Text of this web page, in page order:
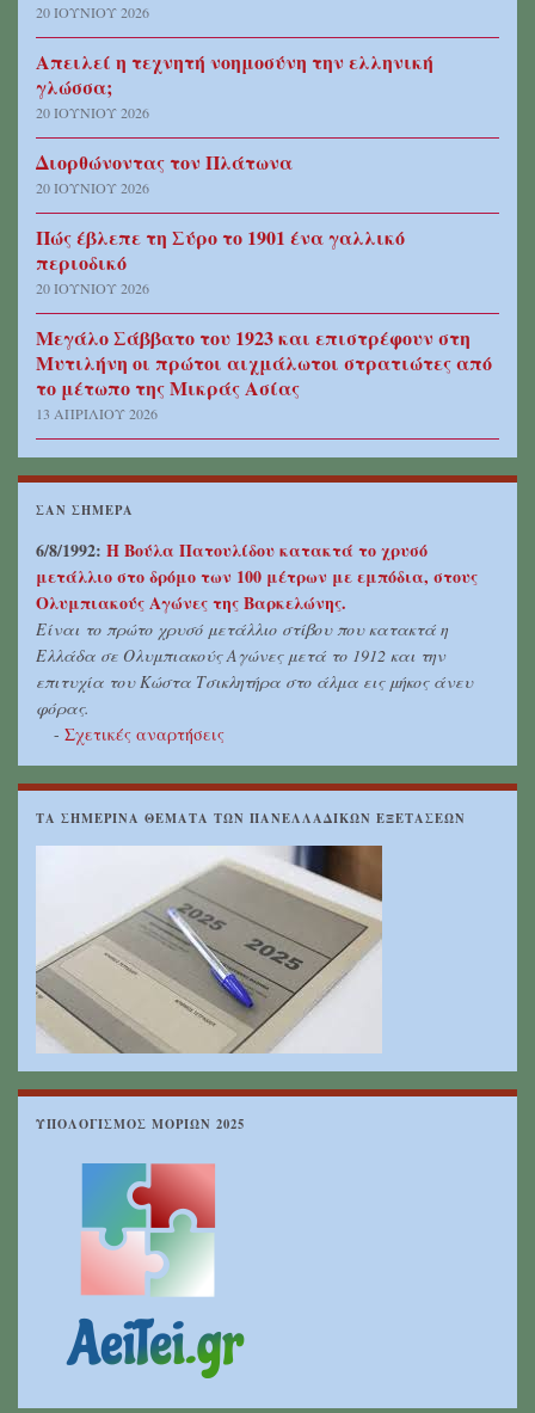
20 ΙΟΥΝΊΟΥ 2026
Απειλεί η τεχνητή νοημοσύνη την ελληνική
γλώσσα;
20 ΙΟΥΝΊΟΥ 2026
Διορθώνοντας τον Πλάτωνα
20 ΙΟΥΝΊΟΥ 2026
Πώς έβλεπε τη Σύρο το 1901 ένα γαλλικό
περιοδικό
20 ΙΟΥΝΊΟΥ 2026
Μεγάλο Σάββατο του 1923 και επιστρέφουν στη
Μυτιλήνη οι πρώτοι αιχμάλωτοι στρατιώτες από
το μέτωπο της Μικράς Ασίας
13 ΑΠΡΙΛΊΟΥ 2026
ΣΑΝ ΣΉΜΕΡΑ
6/8/1992: Η Βούλα Πατουλίδου κατακτά το χρυσό
μετάλλιο στο δρόμο των 100 μέτρων με εμπόδια, στους
Ολυμπιακούς Αγώνες της Βαρκελώνης.
Είναι το πρώτο χρυσό μετάλλιο στίβου που κατακτά η
Ελλάδα σε Ολυμπιακούς Αγώνες μετά το 1912 και την
επιτυχία του Κώστα Τσικλητήρα στο άλμα εις μήκος άνευ
φόρας.
- Σχετικές αναρτήσεις
ΤΑ ΣΗΜΕΡΙΝΆ ΘΈΜΑΤΑ ΤΩΝ ΠΑΝΕΛΛΑΔΙΚΏΝ ΕΞΕΤΆΣΕΩΝ
ΥΠΟΛΟΓΙΣΜΌΣ ΜΟΡΊΩΝ 2025